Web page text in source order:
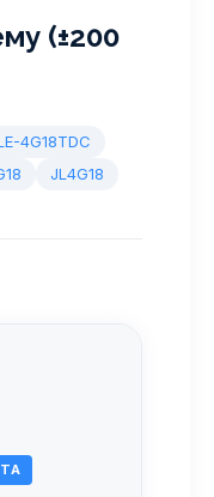
(±200
4G18TDC
JL4G18